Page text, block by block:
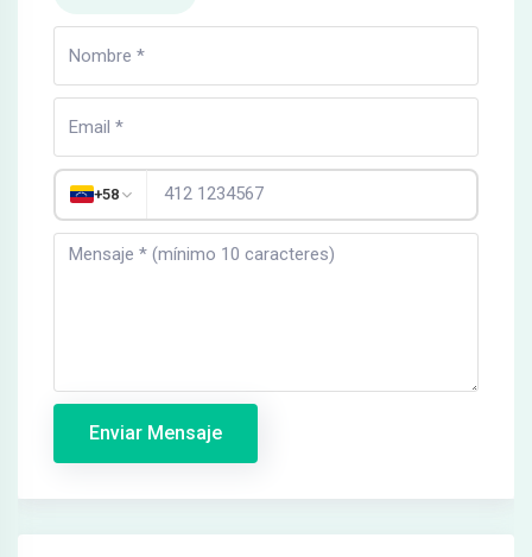
+58
Enviar Mensaje